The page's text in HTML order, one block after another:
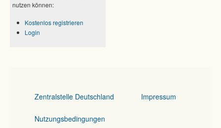
nutzen können:
Kostenlos registrieren
Login
Zentralstelle Deutschland Impressum
Nutzungsbedingungen